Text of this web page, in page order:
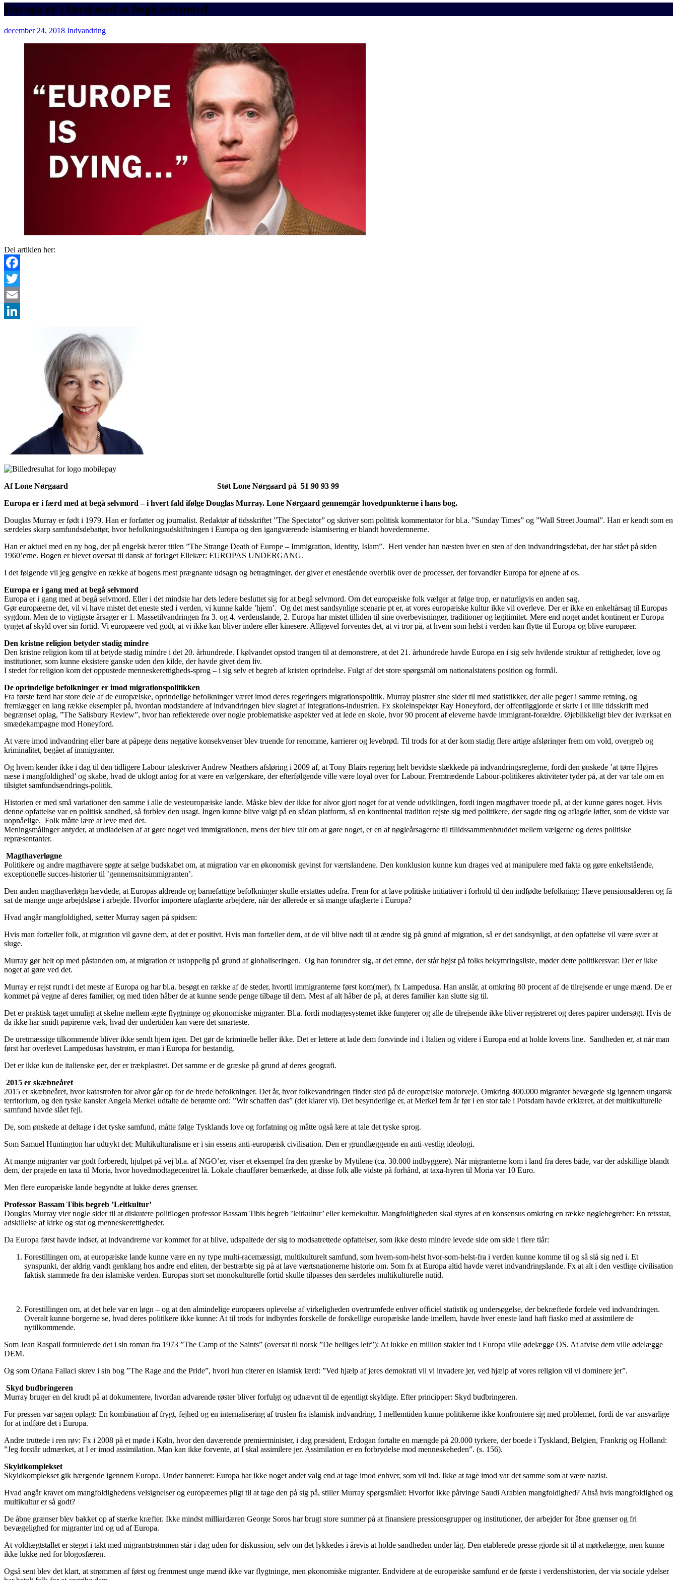
Europa er i færd med at begå selvmord
december 24, 2018 Indvandring
Del artiklen her:
Facebook
Twitter
Email
Af Lone Nørgaard Støt Lone Nørgaard på 51 90 93 99
Europa er i færd med at begå selvmord – i hvert fald ifølge Douglas Murray. Lone Nørgaard gennemgår hovedpunkterne i hans bog.
Douglas Murray er født i 1979. Han er forfatter og journalist. Redaktør af tidsskriftet ”The Spectator” og skriver som politisk kommentator for bl.a. ”Sunday Times” og ”Wall Street Journal”. Han er kendt som en
særdeles skarp samfundsdebattør, hvor befolkningsudskiftningen i Europa og den igangværende islamisering er blandt hovedemnerne.
Han er aktuel med en ny bog, der på engelsk bærer titlen ”The Strange Death of Europe – Immigration, Identity, Islam”. Heri vender han næsten hver en sten af den indvandringsdebat, der har stået på siden
1960’erne. Bogen er blevet oversat til dansk af forlaget Ellekær: EUROPAS UNDERGANG.
I det følgende vil jeg gengive en række af bogens mest prægnante udsagn og betragtninger, der giver et enestående overblik over de processer, der forvandler Europa for øjnene af os.
Europa er i gang med at begå selvmord
Europa er i gang med at begå selvmord. Eller i det mindste har dets ledere besluttet sig for at begå selvmord. Om det europæiske folk vælger at følge trop, er naturligvis en anden sag.
Gør europæerne det, vil vi have mistet det eneste sted i verden, vi kunne kalde ’hjem’. Og det mest sandsynlige scenarie pt er, at vores europæiske kultur ikke vil overleve. Der er ikke en enkeltårsag til Europas
sygdom. Men de to vigtigste årsager er 1. Massetilvandringen fra 3. og 4. verdenslande, 2. Europa har mistet tilliden til sine overbevisninger, traditioner og legitimitet. Mere end noget andet kontinent er Europa
tynget af skyld over sin fortid. Vi europæere ved godt, at vi ikke kan bliver indere eller kinesere. Alligevel forventes det, at vi tror på, at hvem som helst i verden kan flytte til Europa og blive europæer.
Den kristne religion betyder stadig mindre
Den kristne religion kom til at betyde stadig mindre i det 20. århundrede. I kølvandet opstod trangen til at demonstrere, at det 21. århundrede havde Europa en i sig selv hvilende struktur af rettigheder, love og
institutioner, som kunne eksistere ganske uden den kilde, der havde givet dem liv.
I stedet for religion kom det oppustede menneskerettigheds-sprog – i sig selv et begreb af kristen oprindelse. Fulgt af det store spørgsmål om nationalstatens position og formål.
De oprindelige befolkninger er imod migrationspolitikken
Fra første færd har store dele af de europæiske, oprindelige befolkninger været imod deres regeringers migrationspolitik. Murray plastrer sine sider til med statistikker, der alle peger i samme retning, og
fremlægger en lang række eksempler på, hvordan modstandere af indvandringen blev slagtet af integrations-industrien. Fx skoleinspektør Ray Honeyford, der offentliggjorde et skriv i et lille tidsskrift med
begrænset oplag, ”The Salisbury Review”, hvor han reflekterede over nogle problematiske aspekter ved at lede en skole, hvor 90 procent af eleverne havde immigrant-forældre. Øjeblikkeligt blev der iværksat en
smædekampagne mod Honeyford.
At være imod indvandring eller bare at påpege dens negative konsekvenser blev truende for renomme, karrierer og levebrød. Til trods for at der kom stadig flere artige afsløringer frem om vold, overgreb og
kriminalitet, begået af immigranter.
Og hvem kender ikke i dag til den tidligere Labour taleskriver Andrew Neathers afsløring i 2009 af, at Tony Blairs regering helt bevidste slækkede på indvandringsreglerne, fordi den ønskede ’at tørre Højres
næse i mangfoldighed’ og skabe, hvad de uklogt antog for at være en vælgerskare, der efterfølgende ville være loyal over for Labour. Fremtrædende Labour-politikeres aktiviteter tyder på, at der var tale om en
tilsigtet samfundsændrings-politik.
Historien er med små variationer den samme i alle de vesteuropæiske lande. Måske blev der ikke for alvor gjort noget for at vende udviklingen, fordi ingen magthaver troede på, at der kunne gøres noget. Hvis
denne opfattelse var en politisk sandhed, så forblev den usagt. Ingen kunne blive valgt på en sådan platform, så en kontinental tradition rejste sig med politikere, der sagde ting og aflagde løfter, som de vidste var
uopnåelige. Folk måtte lære at leve med det.
Meningsmålinger antyder, at undladelsen af at gøre noget ved immigrationen, mens der blev talt om at gøre noget, er en af nøgleårsagerne til tillidssammenbruddet mellem vælgerne og deres politiske
repræsentanter.
Magthaverløgne
Politikere og andre magthavere søgte at sælge budskabet om, at migration var en økonomisk gevinst for værtslandene. Den konklusion kunne kun drages ved at manipulere med fakta og gøre enkeltstående,
exceptionelle succes-historier til ’gennemsnitsimmigranten’.
Den anden magthaverløgn hævdede, at Europas aldrende og barnefattige befolkninger skulle erstattes udefra. Frem for at lave politiske initiativer i forhold til den indfødte befolkning: Hæve pensionsalderen og få
sat de mange unge arbejdsløse i arbejde. Hvorfor importere ufaglærte arbejdere, når der allerede er så mange ufaglærte i Europa?
Hvad angår mangfoldighed, sætter Murray sagen på spidsen:
Hvis man fortæller folk, at migration vil gavne dem, at det er positivt. Hvis man fortæller dem, at de vil blive nødt til at ændre sig på grund af migration, så er det sandsynligt, at den opfattelse vil være svær at
sluge.
Murray gør helt op med påstanden om, at migration er ustoppelig på grund af globaliseringen. Og han forundrer sig, at det emne, der står højst på folks bekymringsliste, møder dette politikersvar: Der er ikke
noget at gøre ved det.
Murray er rejst rundt i det meste af Europa og har bl.a. besøgt en række af de steder, hvortil immigranterne først kom(mer), fx Lampedusa. Han anslår, at omkring 80 procent af de tilrejsende er unge mænd. De er
kommet på vegne af deres familier, og med tiden håber de at kunne sende penge tilbage til dem. Mest af alt håber de på, at deres familier kan slutte sig til.
Det er praktisk taget umuligt at skelne mellem ægte flygtninge og økonomiske migranter. Bl.a. fordi modtagesystemet ikke fungerer og alle de tilrejsende ikke bliver registreret og deres papirer undersøgt. Hvis de
da ikke har smidt papirerne væk, hvad der undertiden kan være det smarteste.
De uretmæssige tilkommende bliver ikke sendt hjem igen. Det gør de kriminelle heller ikke. Det er lettere at lade dem forsvinde ind i Italien og videre i Europa end at holde lovens line. Sandheden er, at når man
først har overlevet Lampedusas havstrøm, er man i Europa for bestandig.
Det er ikke kun de italienske øer, der er trækplastret. Det samme er de græske på grund af deres geografi.
2015 er skæbneåret
2015 er skæbneåret, hvor katastrofen for alvor går op for de brede befolkninger. Det år, hvor folkevandringen finder sted på de europæiske motorveje. Omkring 400.000 migranter bevægede sig igennem ungarsk
territorium, og den tyske kansler Angela Merkel udtalte de berømte ord: ”Wir schaffen das” (det klarer vi). Det besynderlige er, at Merkel fem år før i en stor tale i Potsdam havde erklæret, at det multikulturelle
samfund havde slået fejl.
De, som ønskede at deltage i det tyske samfund, måtte følge Tysklands love og forfatning og måtte også lære at tale det tyske sprog.
Som Samuel Huntington har udtrykt det: Multikulturalisme er i sin essens anti-europæisk civilisation. Den er grundlæggende en anti-vestlig ideologi.
At mange migranter var godt forberedt, hjulpet på vej bl.a. af NGO’er, viser et eksempel fra den græske by Mytilene (ca. 30.000 indbyggere). Når migranterne kom i land fra deres både, var der adskillige blandt
dem, der prajede en taxa til Moria, hvor hovedmodtagecentret lå. Lokale chauffører bemærkede, at disse folk alle vidste på forhånd, at taxa-hyren til Moria var 10 Euro.
Men flere europæiske lande begyndte at lukke deres grænser.
Professor Bassam Tibis begreb ’Leitkultur’
Douglas Murray vier nogle sider til at diskutere politilogen professor Bassam Tibis begreb ’leitkultur’ eller kernekultur. Mangfoldigheden skal styres af en konsensus omkring en række nøglebegreber: En retsstat,
adskillelse af kirke og stat og menneskerettigheder.
Da Europa først havde indset, at indvandrerne var kommet for at blive, udspaltede der sig to modsatrettede opfattelser, som ikke desto mindre levede side om side i flere tiår:
Forestillingen om, at europæiske lande kunne være en ny type multi-racemæssigt, multikulturelt samfund, som hvem-som-helst hvor-som-helst-fra i verden kunne komme til og så slå sig ned i. Et
synspunkt, der aldrig vandt genklang hos andre end eliten, der bestræbte sig på at lave værtsnationerne historie om. Som fx at Europa altid havde været indvandringslande. Fx at alt i den vestlige civilisation
faktisk stammede fra den islamiske verden. Europas stort set monokulturelle fortid skulle tilpasses den særdeles multikulturelle nutid.
Forestillingen om, at det hele var en løgn – og at den almindelige europæers oplevelse af virkeligheden overtrumfede enhver officiel statistik og undersøgelse, der bekræftede fordele ved indvandringen.
Overalt kunne borgerne se, hvad deres politikere ikke kunne: At til trods for indbyrdes forskelle de forskellige europæiske lande imellem, havde hver eneste land haft fiasko med at assimilere de
nytilkommende.
Som Jean Raspail formulerede det i sin roman fra 1973 ”The Camp of the Saints” (oversat til norsk ”De helliges leir”): At lukke en million stakler ind i Europa ville ødelægge OS. At afvise dem ville ødelægge
DEM.
Og som Oriana Fallaci skrev i sin bog ”The Rage and the Pride”, hvori hun citerer en islamisk lærd: ”Ved hjælp af jeres demokrati vil vi invadere jer, ved hjælp af vores religion vil vi dominere jer”.
Skyd budbringeren
Murray bruger en del krudt på at dokumentere, hvordan advarende røster bliver forfulgt og udnævnt til de egentligt skyldige. Efter principper: Skyd budbringeren.
For pressen var sagen oplagt: En kombination af frygt, fejhed og en internalisering af truslen fra islamisk indvandring. I mellemtiden kunne politikerne ikke konfrontere sig med problemet, fordi de var ansvarlige
for at indføre det i Europa.
Andre truttede i ren røv: Fx i 2008 på et møde i Køln, hvor den daværende premierminister, i dag præsident, Erdogan fortalte en mængde på 20.000 tyrkere, der boede i Tyskland, Belgien, Frankrig og Holland:
”Jeg forstår udmærket, at I er imod assimilation. Man kan ikke forvente, at I skal assimilere jer. Assimilation er en forbrydelse mod menneskeheden”. (s. 156).
Skyldkomplekset
Skyldkomplekset gik hærgende igennem Europa. Under banneret: Europa har ikke noget andet valg end at tage imod enhver, som vil ind. Ikke at tage imod var det samme som at være nazist.
Hvad angår kravet om mangfoldighedens velsignelser og europæernes pligt til at tage den på sig på, stiller Murray spørgsmålet: Hvorfor ikke påtvinge Saudi Arabien mangfoldighed? Altså hvis mangfoldighed og
multikultur er så godt?
De åbne grænser blev bakket op af stærke kræfter. Ikke mindst milliardæren George Soros har brugt store summer på at finansiere pressionsgrupper og institutioner, der arbejder for åbne grænser og fri
bevægelighed for migranter ind og ud af Europa.
At voldtægtstallet er steget i takt med migrantstrømmen står i dag uden for diskussion, selv om det lykkedes i årevis at holde sandheden under låg. Den etablerede presse gjorde sit til at mørkelægge, men kunne
ikke lukke ned for blogosfæren.
Også sent blev det klart, at strømmen af først og fremmest unge mænd ikke var flygtninge, men økonomiske migranter. Endvidere at de europæiske samfund er de første i verdenshistorien, der via sociale ydelser